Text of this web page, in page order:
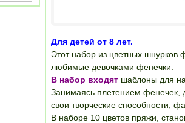
Для детей от 8 лет.
Этот набор из цветных шнурков
любимые девочками фенечки.
В набор входят шаблоны для
Занимаясь плетением фенечек,
свои творческие способности,
В наборе 10 цветов пряжи,